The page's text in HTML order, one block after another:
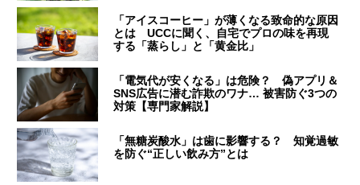
「アイスコーヒー」が薄くなる致命的な原因
とは UCCに聞く、自宅でプロの味を再現
する「蒸らし」と「黄金比」
「電気代が安くなる」は危険？ 偽アプリ＆
SNS広告に潜む詐欺のワナ… 被害防ぐ3つの
対策【専門家解説】
「無糖炭酸水」は歯に影響する？ 知覚過敏
を防ぐ“正しい飲み方”とは